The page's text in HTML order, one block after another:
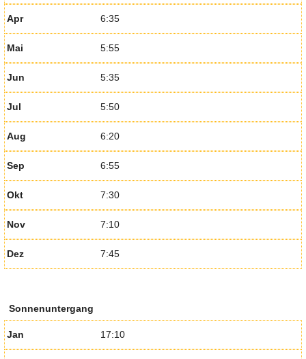
Apr 6:35
Mai 5:55
Jun 5:35
Jul 5:50
Aug 6:20
Sep 6:55
Okt 7:30
Nov 7:10
Dez 7:45
Sonnenuntergang
Jan 17:10